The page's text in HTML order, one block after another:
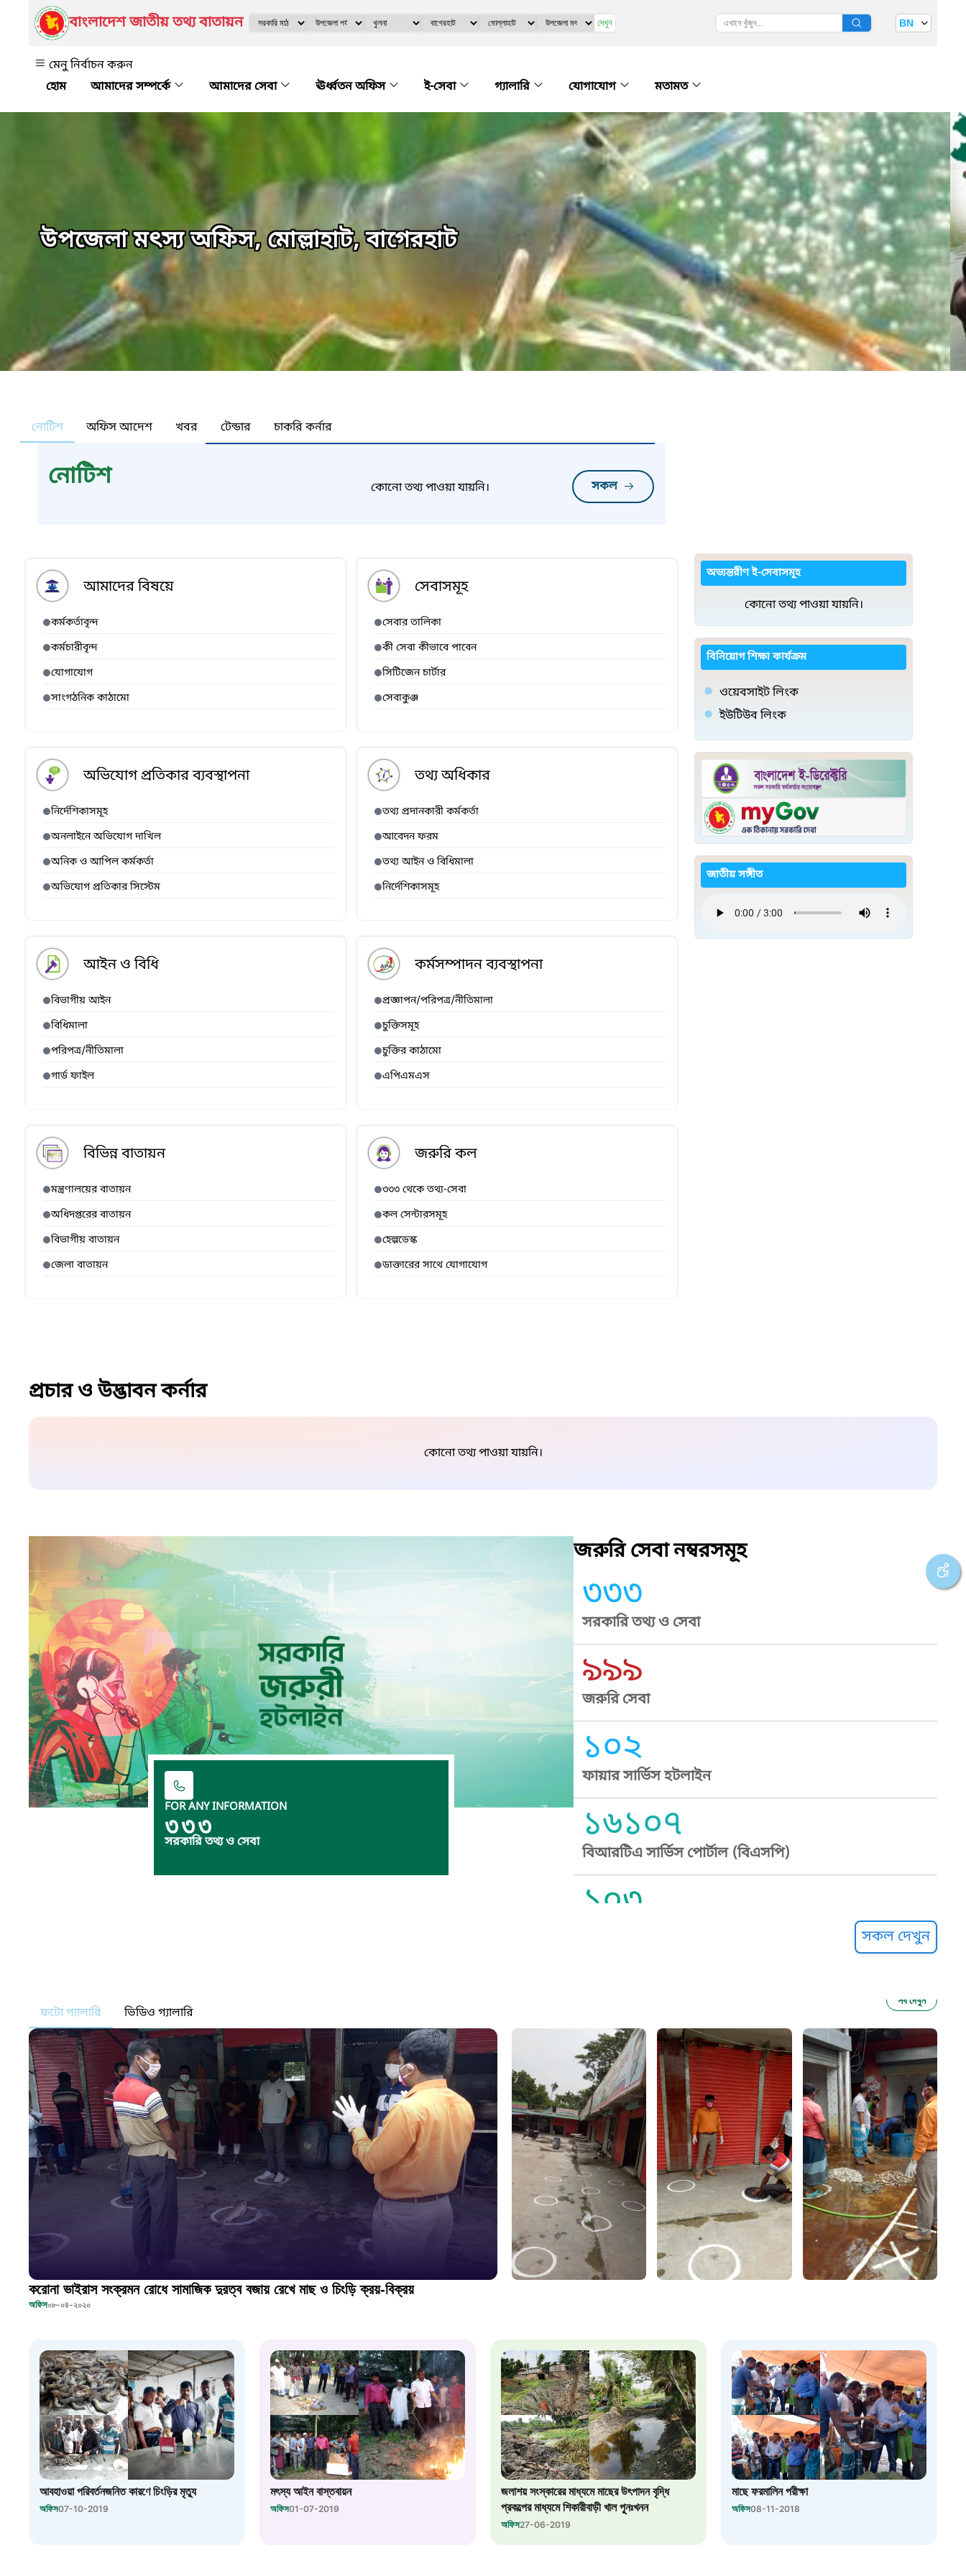
বাংলাদেশ জাতীয় তথ্য বাতায়ন দেখুন BN
মেনু নির্বাচন করুন
আমাদের সম্পর্কে
আমাদের সেবা ঊর্ধ্বতন অফিস ই-সেবা গ্যালারি যোগাযোগ মতামত
উপজেলা মৎস্য অফিস, মোল্লাহাট, বাগেরহাট
নোটিশ অফিস আদেশ খবর টেন্ডার চাকরি কর্নার
নোটিশ সকল
কোনো তথ্য পাওয়া যায়নি।
আমাদের বিষয়ে
কর্মকর্তাবৃন্দ
কর্মচারীবৃন্দ
যোগাযোগ
সাংগঠনিক কাঠামো
সেবাসমূহ
সেবার তালিকা
কী সেবা কীভাবে পাবেন
সিটিজেন চার্টার
সেবাকুঞ্জ
অভিযোগ প্রতিকার ব্যবস্থাপনা
নির্দেশিকাসমূহ
অনলাইনে অভিযোগ দাখিল
অনিক ও আপিল কর্মকর্তা
অভিযোগ প্রতিকার সিস্টেম
তথ্য অধিকার
তথ্য প্রদানকারী কর্মকর্তা
আবেদন ফরম
তথ্য আইন ও বিধিমালা
নির্দেশিকাসমূহ
আইন ও বিধি
বিভাগীয় আইন
বিধিমালা
পরিপত্র/নীতিমালা
গার্ড ফাইল
কর্মসম্পাদন ব্যবস্থাপনা
প্রজ্ঞাপন/পরিপত্র/নীতিমালা
চুক্তিসমূহ
চুক্তির কাঠামো
এপিএমএস
বিভিন্ন বাতায়ন
মন্ত্রণালয়ের বাতায়ন
অধিদপ্তরের বাতায়ন
বিভাগীয় বাতায়ন
জেলা বাতায়ন
জরুরি কল
৩৩৩ থেকে তথ্য-সেবা
কল সেন্টারসমূহ
হেল্পডেস্ক
ডাক্তারের সাথে যোগাযোগ
অভ্যন্তরীণ ই-সেবাসমূহ
কোনো তথ্য পাওয়া যায়নি।
বিনিয়োগ শিক্ষা কার্যক্রম
ওয়েবসাইট লিংক
ইউটিউব লিংক
জাতীয় সঙ্গীত
প্রচার ও উদ্ভাবন কর্নার
কোনো তথ্য পাওয়া যায়নি।
FOR ANY INFORMATION
৩৩৩
সরকারি তথ্য ও সেবা
জরুরি সেবা নম্বরসমূহ
৩৩৩
সরকারি তথ্য ও সেবা
৯৯৯
জরুরি সেবা
১০২
ফায়ার সার্ভিস হটলাইন
১৬১০৭
বিআরটিএ সার্ভিস পোর্টাল (বিএসপি)
১০৩
১০৬
দুদক
১০২
দুর্যোগের আগাম বার্তা
১৬১২২
স্মার্ট ভূমি সেবা
১০৯৮
১৬১০৯
বাংলাদেশ কর্মচারী কল্যাণ বোর্ড হটলাইন
০১৯০৮৮৮৮৮৮৮
মাদকদ্রব্য নিয়ন্ত্রণ হটলাইন
১৬১১৩
জরুরী অভ্যন্তরীণ নৌ-পরিবহন হটলাইন
সকল দেখুন
ফটো গ্যালারি ভিডিও গ্যালারি
সব দেখুন
করোনা ভাইরাস সংক্রমন রোধে সামাজিক দুরত্ব বজায় রেখে মাছ ও চিংড়ি ক্রয়-বিক্রয়
অফিস০৮-০৪-২০২০
আবহাওয়া পরিবর্তনজনিত কারণে চিংড়ির মৃত্যু
অফিস07-10-2019
মৎস্য আইন বাস্তবায়ন
অফিস01-07-2019
জলাশয় সংস্কারের মাধ্যমে মাছের উৎপাদন বৃদ্ধি
প্রকল্পের মাধ্যমে শিকারীবাড়ী খাল পূূনঃখনন
অফিস27-06-2019
মাছে ফরমালিন পরীক্ষা
অফিস08-11-2018